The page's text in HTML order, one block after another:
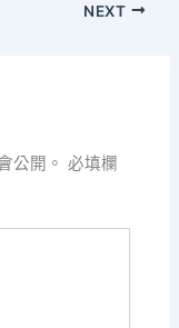
NEXT
公開。 必填欄